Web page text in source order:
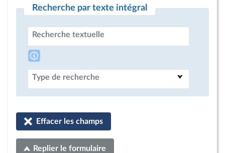
Recherche par texte intégral
Recherche textuelle
Type de recherche
Effacer les champs
Replier le formulaire